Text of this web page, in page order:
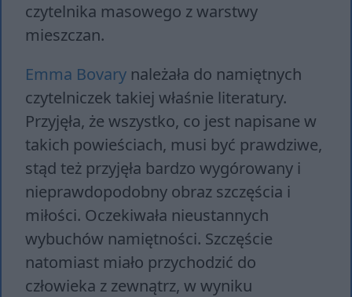
czytelnika masowego z warstwy
mieszczan.
Emma Bovary należała do namiętnych
czytelniczek takiej właśnie literatury.
Przyjęła, że wszystko, co jest napisane w
takich powieściach, musi być prawdziwe,
stąd też przyjęła bardzo wygórowany i
nieprawdopodobny obraz szczęścia i
miłości. Oczekiwała nieustannych
wybuchów namiętności. Szczęście
natomiast miało przychodzić do
człowieka z zewnątrz, w wyniku